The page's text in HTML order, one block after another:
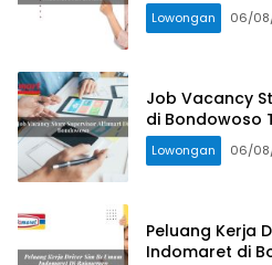
Lowongan 06/
Job Vacancy
di Bondowoso
Lowongan 06/
Peluang Kerja
Indomaret di